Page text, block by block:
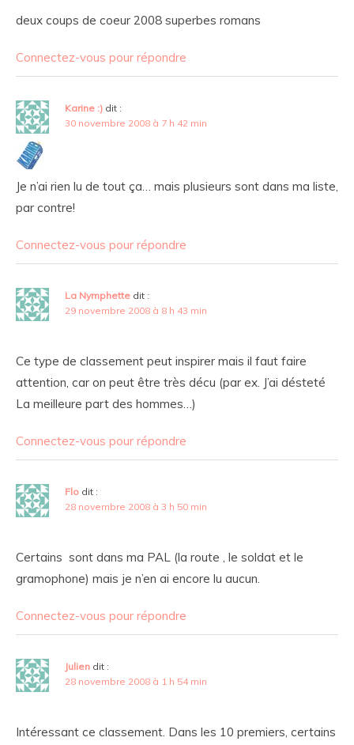
deux coups de coeur 2008 superbes romans
Connectez-vous pour répondre
Karine :) dit :
30 novembre 2008 à 7 h 42 min
Je n’ai rien lu de tout ça… mais plusieurs sont dans ma liste,
par contre!
Connectez-vous pour répondre
La Nymphette dit :
29 novembre 2008 à 8 h 43 min
Ce type de classement peut inspirer mais il faut faire
attention, car on peut être très décu (par ex. J’ai désteté
La meilleure part des hommes…)
Connectez-vous pour répondre
Flo dit :
28 novembre 2008 à 3 h 50 min
Certains sont dans ma PAL (la route , le soldat et le
gramophone) mais je n’en ai encore lu aucun.
Connectez-vous pour répondre
Julien dit :
28 novembre 2008 à 1 h 54 min
Intéressant ce classement. Dans les 10 premiers, certains